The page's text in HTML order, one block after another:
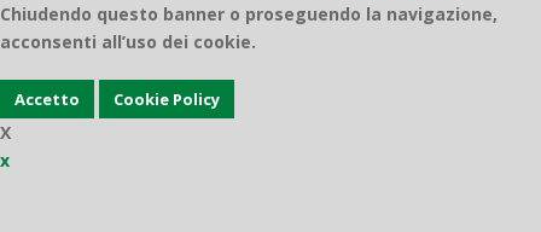
Chiudendo questo banner o proseguendo la navigazione,
acconsenti all’uso dei cookie.
Accetto Cookie Policy
X
x